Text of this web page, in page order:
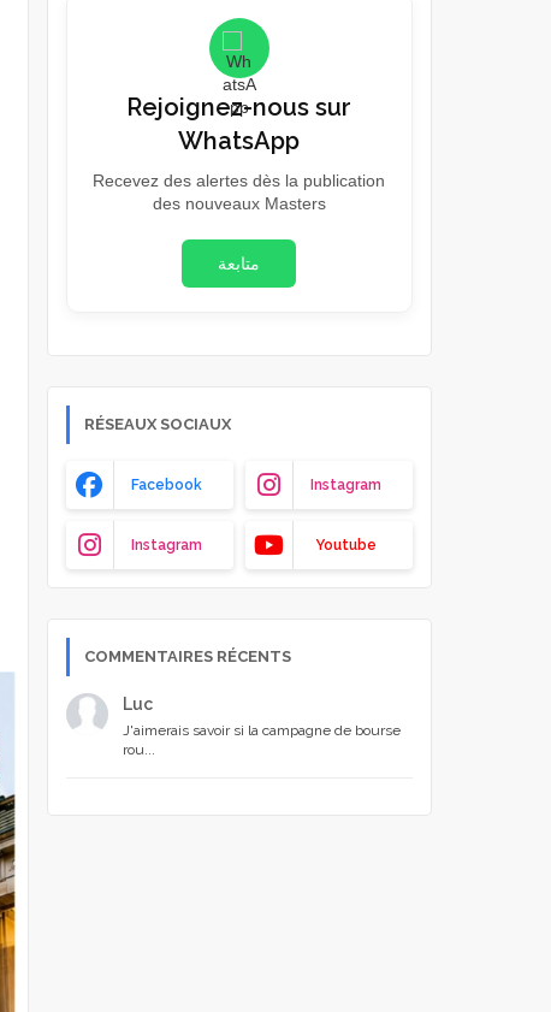
Rejoignez-nous sur
WhatsApp
Recevez des alertes dès la publication
des nouveaux Masters
متابعة
RÉSEAUX SOCIAUX
Facebook Instagram
Instagram Youtube
COMMENTAIRES RÉCENTS
Luc
J'aimerais savoir si la campagne de bourse
rou...